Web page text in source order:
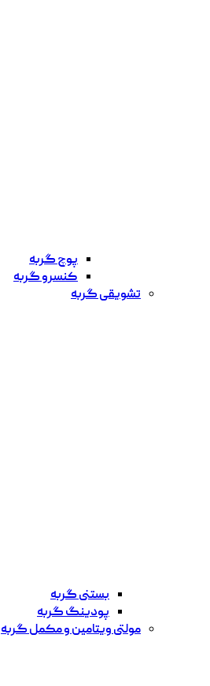
پوچ گربه
کنسرو گربه
تشویقی گربه
بستنی گربه
پودینگ گربه
مولتی ویتامین و مکمل گربه